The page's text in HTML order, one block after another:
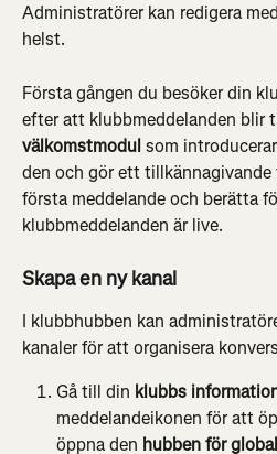
Administratörer kan redigera
helst.
Första gången du besöker din
efter att klubbmeddelanden blir
välkomstmodul som
den och gör ett
första meddelande och berätta
klubbmeddelanden är live.
Skapa en ny kanal
I klubbhubben kan
kanaler för att organisera
Gå till din klubbs
meddelandeikonen för att
öppna den hubben för